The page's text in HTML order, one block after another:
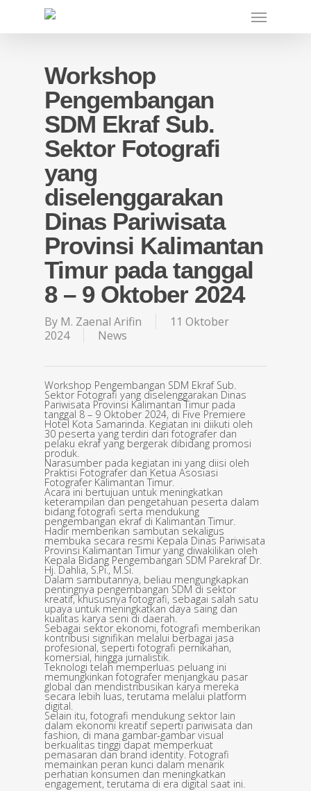
content
Menu
Workshop
Pengembangan
SDM Ekraf Sub.
Sektor Fotografi
yang
diselenggarakan
Dinas Pariwisata
Provinsi Kalimantan
Timur pada tanggal
8 – 9 Oktober 2024
By M. Zaenal Arifin
11 Oktober
2024
News
Workshop Pengembangan SDM Ekraf Sub.
Sektor Fotografi yang diselenggarakan Dinas
Pariwisata Provinsi Kalimantan Timur pada
tanggal 8 – 9 Oktober 2024, di Five Premiere
Hotel Kota Samarinda. Kegiatan ini diikuti oleh
30 peserta yang terdiri dari fotografer dan
pelaku ekraf yang bergerak dibidang promosi
produk.
Narasumber pada kegiatan ini yang diisi oleh
Praktisi Fotografer dan Ketua Asosiasi
Fotografer Kalimantan Timur.
Acara ini bertujuan untuk meningkatkan
keterampilan dan pengetahuan peserta dalam
bidang fotografi serta mendukung
pengembangan ekraf di Kalimantan Timur.
Hadir memberikan sambutan sekaligus
membuka secara resmi Kepala Dinas Pariwisata
Provinsi Kalimantan Timur yang diwakilikan oleh
Kepala Bidang Pengembangan SDM Parekraf Dr.
Hj. Dahlia, S.Pi., M.Si.
Dalam sambutannya, beliau mengungkapkan
pentingnya pengembangan SDM di sektor
kreatif, khususnya fotografi, sebagai salah satu
upaya untuk meningkatkan daya saing dan
kualitas karya seni di daerah.
Sebagai sektor ekonomi, fotografi memberikan
kontribusi signifikan melalui berbagai jasa
profesional, seperti fotografi pernikahan,
komersial, hingga jurnalistik.
Teknologi telah memperluas peluang ini
memungkinkan fotografer menjangkau pasar
global dan mendistribusikan karya mereka
secara lebih luas, terutama melalui platform
digital.
Selain itu, fotografi mendukung sektor lain
dalam ekonomi kreatif seperti pariwisata dan
fashion, di mana gambar-gambar visual
berkualitas tinggi dapat memperkuat
pemasaran dan brand identity. Fotografi
memainkan peran kunci dalam menarik
perhatian konsumen dan meningkatkan
engagement, terutama di era digital saat ini.